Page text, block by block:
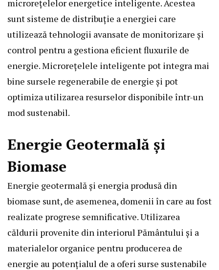
microrețelelor energetice inteligente. Acestea
sunt sisteme de distribuție a energiei care
utilizează tehnologii avansate de monitorizare și
control pentru a gestiona eficient fluxurile de
energie. Microrețelele inteligente pot integra mai
bine sursele regenerabile de energie și pot
optimiza utilizarea resurselor disponibile într-un
mod sustenabil.
Energie Geotermală și
Biomase
Energie geotermală și energia produsă din
biomase sunt, de asemenea, domenii în care au fost
realizate progrese semnificative. Utilizarea
căldurii provenite din interiorul Pământului și a
materialelor organice pentru producerea de
energie au potențialul de a oferi surse sustenabile